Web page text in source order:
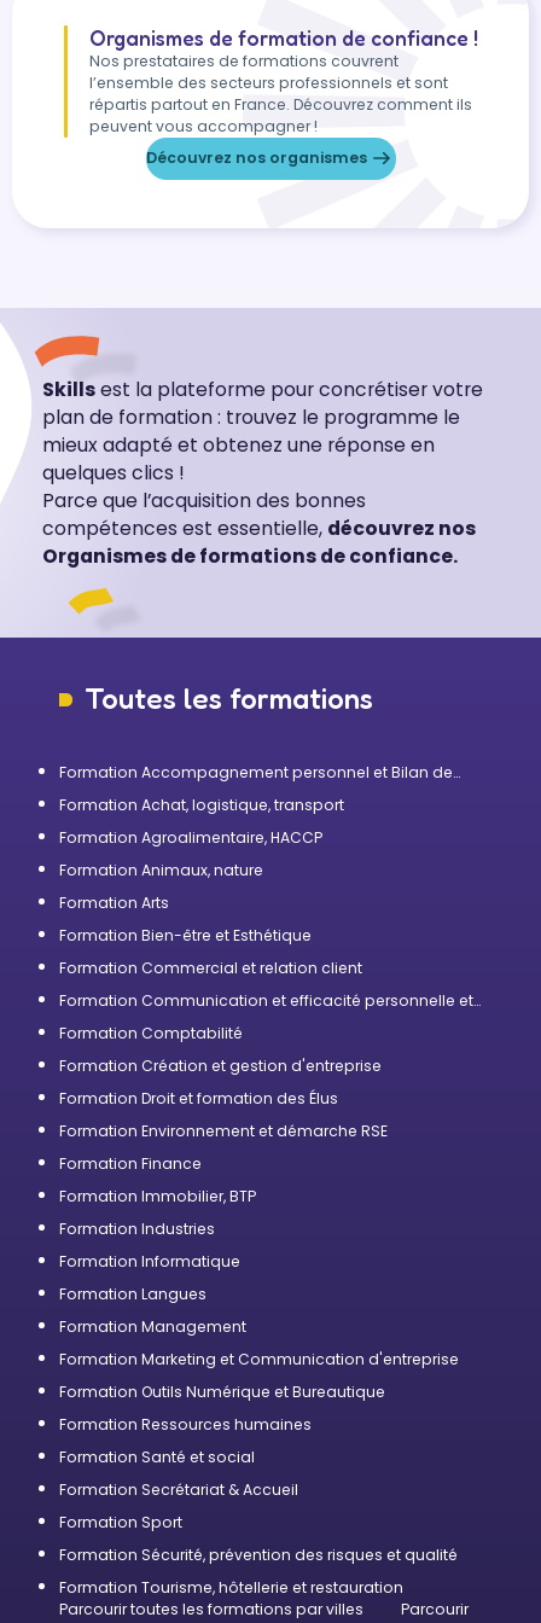
Organismes de formation de confiance !
Nos prestataires de formations couvrent
l’ensemble des secteurs professionnels et sont
répartis partout en France. Découvrez comment ils
peuvent vous accompagner !
Découvrez nos organismes
Skillsest la plateforme pour concrétiser votre
plan de formation : trouvez le programme le
mieux adapté et obtenez une réponse en
quelques clics !
Parce que l’acquisition des bonnes
compétences est essentielle, découvrez nos
Organismes de formations de confiance.
Toutes les formations
Formation Accompagnement personnel et Bilan de
Formation Achat, logistique, transport
Formation Agroalimentaire, HACCP
Formation Animaux, nature
Formation Arts
Formation Bien-être et Esthétique
Formation Commercial et relation client
Formation Communication et efficacité personnelle et
Formation Comptabilité
Formation Création et gestion d'entreprise
Formation Droit et formation des Élus
Formation Environnement et démarche RSE
Formation Finance
Formation Immobilier, BTP
Formation Industries
Formation Informatique
Formation Langues
Formation Management
Formation Marketing et Communication d'entreprise
Formation Outils Numérique et Bureautique
Formation Ressources humaines
Formation Santé et social
Formation Secrétariat & Accueil
Formation Sport
Formation Sécurité, prévention des risques et qualité
Formation Tourisme, hôtellerie et restauration
Parcourir toutes les formations par villes
Parcourir